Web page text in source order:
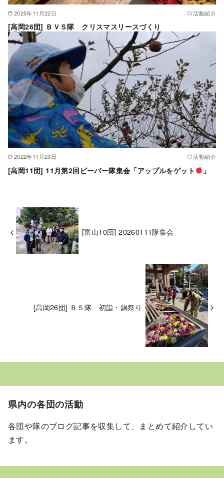
2025年11月22日 活動紹介
[高岡26団] ＢＶＳ隊 クリスマスリースづくり
2022年11月23日 活動紹介
[高岡11団] 11月第2回ビーバー隊集会「アップルをゲット 」
[富山10団] 20260111隊集会
[高岡26団] ＢＳ隊 初詣・鍋祭り
県内の各団の活動
各団や隊のブログ記事を収集して、まとめて紹介してい
ます。